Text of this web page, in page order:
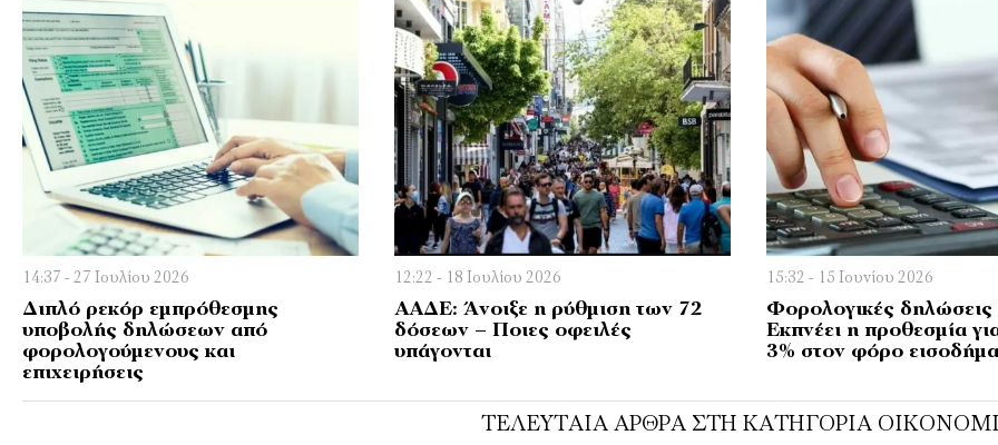
14:37 - 27 Ιουλίου 2026
Διπλό ρεκόρ εμπρόθεσμης
υποβολής δηλώσεων από
φορολογούμενους και
επιχειρήσεις
12:22 - 18 Ιουλίου 2026
AAΔΕ: Άνοιξε η ρύθμιση των 72
δόσεων – Ποιες οφειλές
υπάγονται
15:32 - 15 Ιουνίου 2026
Φορολογικές
Εκπνέει η προθεσμία
3% στον φόρο
ΤΕΛΕΥΤΑΊΑ ΆΡΘΡΑ ΣΤΗ ΚΑΤΗΓΟΡΊΑ